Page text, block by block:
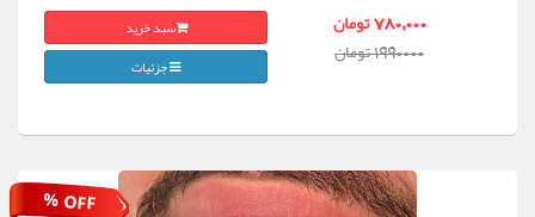
780,000 تومان
1990000 تومان
سبد خرید
جزئیات
% OFF